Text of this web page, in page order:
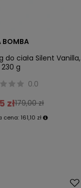
BOMBA
do ciała Silent Vanilla,
230 g
0.0
zł179,00 zł
cena: 161,10 zł